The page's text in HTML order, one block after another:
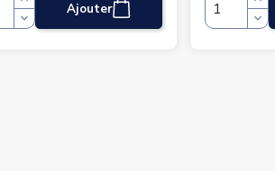
QuantitéAjouter